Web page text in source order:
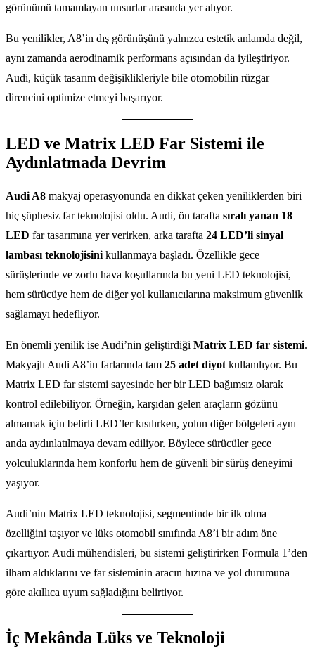
görünümü tamamlayan unsurlar arasında yer alıyor.
Bu yenilikler, A8’in dış görünüşünü yalnızca estetik anlamda değil,
aynı zamanda aerodinamik performans açısından da iyileştiriyor.
Audi, küçük tasarım değişiklikleriyle bile otomobilin rüzgar
direncini optimize etmeyi başarıyor.
LED ve Matrix LED Far Sistemi ile
Aydınlatmada Devrim
Audi A8 makyaj operasyonunda en dikkat çeken yeniliklerden biri
hiç şüphesiz far teknolojisi oldu. Audi, ön tarafta sıralı yanan 18
LED far tasarımına yer verirken, arka tarafta 24 LED’li sinyal
lambası teknolojisini kullanmaya başladı. Özellikle gece
sürüşlerinde ve zorlu hava koşullarında bu yeni LED teknolojisi,
hem sürücüye hem de diğer yol kullanıcılarına maksimum güvenlik
sağlamayı hedefliyor.
En önemli yenilik ise Audi’nin geliştirdiği Matrix LED far sistemi.
Makyajlı Audi A8’in farlarında tam 25 adet diyot kullanılıyor. Bu
Matrix LED far sistemi sayesinde her bir LED bağımsız olarak
kontrol edilebiliyor. Örneğin, karşıdan gelen araçların gözünü
almamak için belirli LED’ler kısılırken, yolun diğer bölgeleri aynı
anda aydınlatılmaya devam ediliyor. Böylece sürücüler gece
yolculuklarında hem konforlu hem de güvenli bir sürüş deneyimi
yaşıyor.
Audi’nin Matrix LED teknolojisi, segmentinde bir ilk olma
özelliğini taşıyor ve lüks otomobil sınıfında A8’i bir adım öne
çıkartıyor. Audi mühendisleri, bu sistemi geliştirirken Formula 1’den
ilham aldıklarını ve far sisteminin aracın hızına ve yol durumuna
göre akıllıca uyum sağladığını belirtiyor.
İç Mekânda Lüks ve Teknoloji